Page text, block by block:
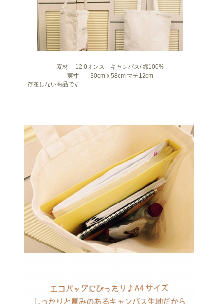
素材 12.0オンス キャンパス/ 綿100%
実寸 30cm x 58cm マチ12cm
存在しない商品です